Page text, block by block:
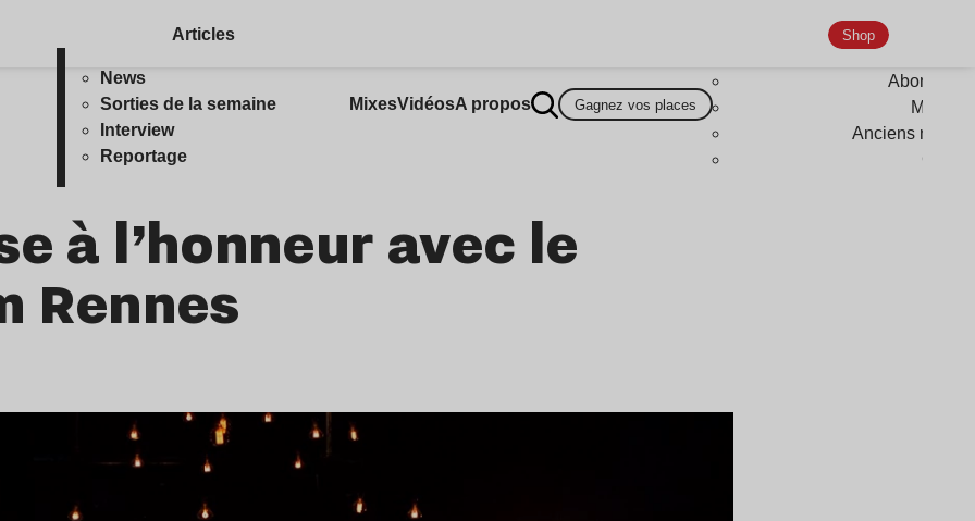
Articles
News
Sorties de la semaine
Interview
Reportage
MixesVidéosA propos Gagnez vos places
Shop
Anciens
à l’honneur avec le
Rennes